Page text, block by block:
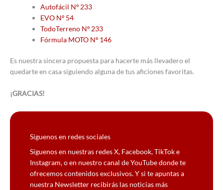
Autofácil Nº 233
EVO Nº 54
TodoTerreno Nº 233
Fórmula MOTO Nº 146
Es nuestra sincera propuesta para hacerte más llevadero el
quedarte en casa siguiendo alguna de tus aficiones favoritas.
¡GRACIAS!
Síguenos en redes sociales
Síguenos en nuestras redes X, Facebook, TikTok e
Instagram, o en nuestro canal de YouTube donde te
ofrecemos contenidos exclusivos. Y si te apuntas a
nuestra Newsletter recibirás las noticias más